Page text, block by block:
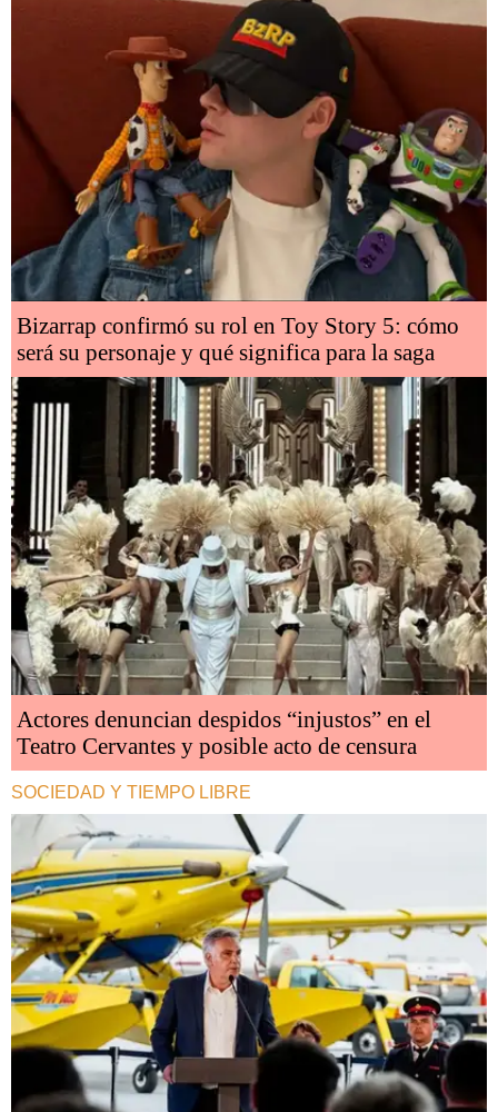
Bizarrap confirmó su rol en Toy Story 5: cómo
será su personaje y qué significa para la saga
Actores denuncian despidos “injustos” en el
Teatro Cervantes y posible acto de censura
SOCIEDAD Y TIEMPO LIBRE